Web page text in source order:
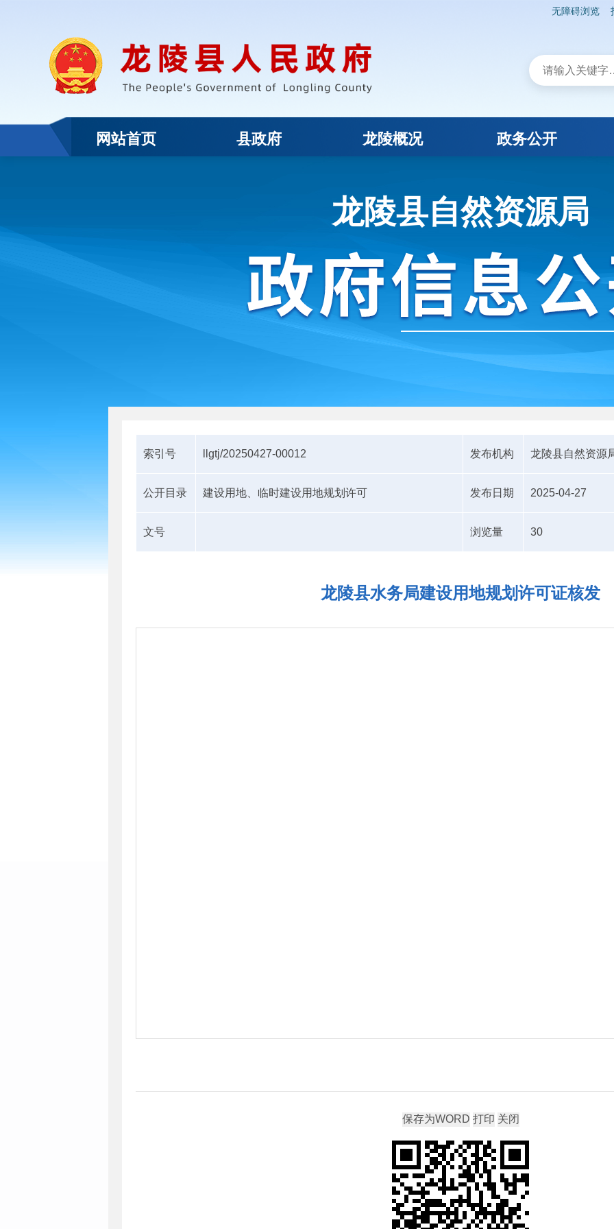
无障碍浏览
网站首页 县政府 龙陵概况 政务公开
龙陵县自然资源局
索引号 llgtj/20250427-00012 发布机构 龙陵县自然资源
公开目录 建设用地、临时建设用地规划许可 发布日期 2025-04-27
文号 浏览量 30
龙陵县水务局建设用地规划许可证核发